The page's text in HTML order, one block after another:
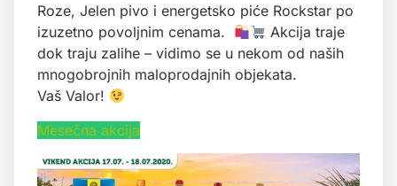
Roze, Jelen pivo i energetsko piće Rockstar po
izuzetno povoljnim cenama.
Akcija traje
dok traju zalihe – vidimo se u nekom od naših
mnogobrojnih maloprodajnih objekata.
Vaš Valor!
Mesečna akcija